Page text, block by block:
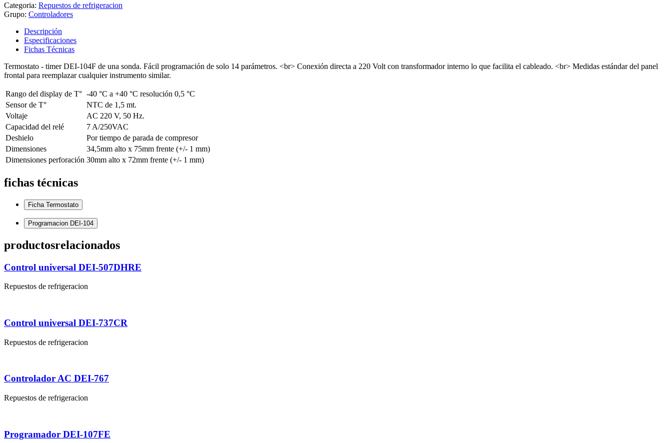
Categoria: Repuestos de refrigeracion
Grupo: Controladores
Descripción
Especificaciones
Fichas Técnicas
Termostato - timer DEI-104F de una sonda. Fácil programación de solo 14 parámetros. <br> Conexión directa a 220 Volt con transformador interno lo que facilita el cableado. <br> Medidas estándar del panel
frontal para reemplazar cualquier instrumento similar.
Rango del display de T° -40 °C a +40 °C resolución 0,5 °C
Sensor de T°
NTC de 1,5 mt.
Voltaje
AC 220 V, 50 Hz.
Capacidad del relé
7 A/250VAC
Deshielo
Por tiempo de parada de compresor
Dimensiones
34,5mm alto x 75mm frente (+/- 1 mm)
Dimensiones perforación 30mm alto x 72mm frente (+/- 1 mm)
fichas técnicas
Ficha Termostato
Programacion DEI-104
productosrelacionados
Control universal DEI-507DHRE
Repuestos de refrigeracion
Control universal DEI-737CR
Repuestos de refrigeracion
Controlador AC DEI-767
Repuestos de refrigeracion
Programador DEI-107FE